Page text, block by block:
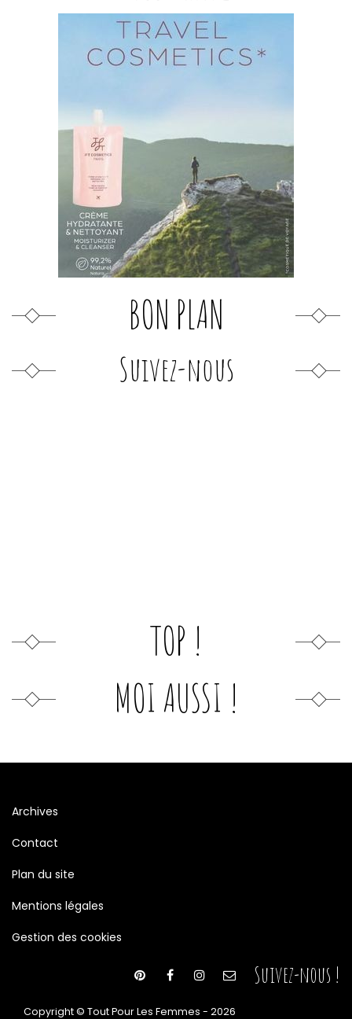
BON PLAN
Suivez-nous
TOP !
MOI AUSSI !
Archives
Contact
Plan du site
Mentions légales
Gestion des cookies
Suivez-nous !
Copyright © Tout Pour Les Femmes - 2026